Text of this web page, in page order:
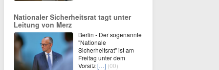
Nationaler Sicherheitsrat tagt unter
Leitung von Merz
Berlin - Der sogenannte
"Nationale
Sicherheitsrat" ist am
Freitag unter dem
Vorsitz[…] (00)